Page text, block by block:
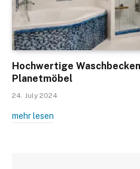
Hochwertige
Planetmöbel
24. July 2024
mehr lesen